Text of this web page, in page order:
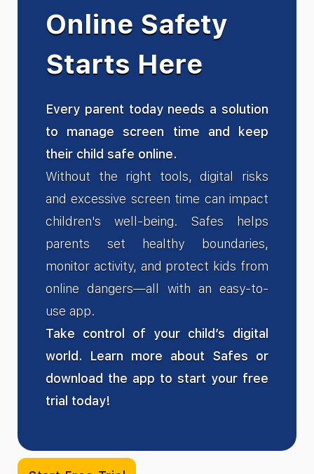
Online Safety
Starts Here
Every parent today needs a solution
to manage screen time and keep
their child safe online.
Without the right tools, digital risks
and excessive screen time can impact
children's well-being. Safes helps
parents set healthy boundaries,
monitor activity, and protect kids from
online dangers—all with an easy-to-
use app.
Take control of your child’s digital
world. Learn more about Safes or
download the app to start your free
trial today!